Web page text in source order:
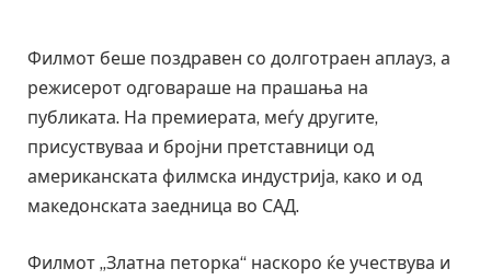
Филмот беше поздравен со долготраен аплауз, а
режисерот одговараше на прашања на
публиката. На премиерата, меѓу другите,
присуствуваа и бројни претставници од
американската филмска индустрија, како и од
македонската заедница во САД.
Филмот „Златна петорка“ наскоро ќе учествува и